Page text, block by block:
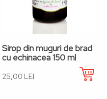
Sirop din muguri de brad
cu echinacea 150 ml
25,00 LEI